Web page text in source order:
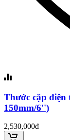
Thước cặp điện
150mm/6'')
2,530,000đ